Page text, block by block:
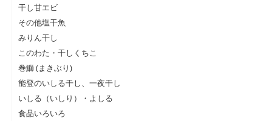
干し甘エビ
その他塩干魚
みりん干し
このわた・干しくちこ
巻鰤 (まきぶり)
能登のいしる干し、一夜干し
いしる（いしり）・よしる
食品いろいろ